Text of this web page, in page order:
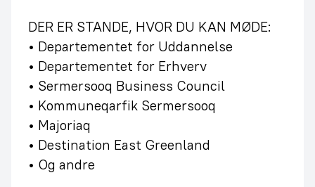
DER ER STANDE, HVOR DU KAN MØDE:
• Departementet for Uddannelse
• Departementet for Erhverv
• Sermersooq Business Council
• Kommuneqarfik Sermersooq
• Majoriaq
• Destination East Greenland
• Og andre